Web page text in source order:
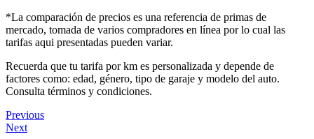
*La comparación de precios es una referencia de primas de
mercado, tomada de varios compradores en línea por lo cual las
tarifas aqui presentadas pueden variar.
Recuerda que tu tarifa por km es personalizada y depende de
factores como: edad, género, tipo de garaje y modelo del auto.
Consulta términos y condiciones.
Previous
Next